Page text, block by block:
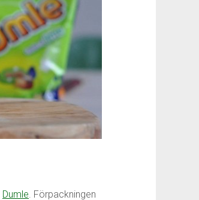
Dumle. Förpackningen